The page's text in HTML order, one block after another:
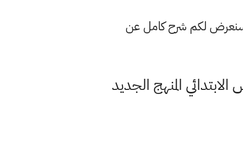
سنعرض لكم شرح كامل عن
المنهج الجديد